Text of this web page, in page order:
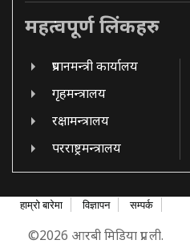
महत्वपूर्ण लिंकहरु
प्रधानमन्त्री कार्यालय
गृहमन्त्रालय
रक्षामन्त्रालय
परराष्ट्रमन्त्रालय
हाम्रो बारेमा विज्ञापन सम्पर्क
©2026 आरबी मिडिया प्रा. ली.